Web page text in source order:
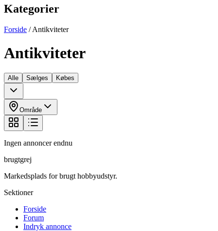
Kategorier
Forside /Antikviteter
Antikviteter
Alle Sælges Købes
Område
Ingen annoncer endnu
brugtgrej
Markedsplads for brugt hobbyudstyr.
Sektioner
Forside
Forum
Indryk annonce